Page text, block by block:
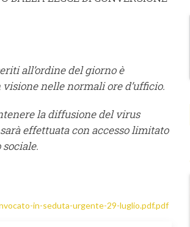
all’ordine del giorno è
nelle normali ore d’ufficio.
la diffusione del virus
effettuata con accesso limitato
in-seduta-urgente-29-luglio.pdf.pdf